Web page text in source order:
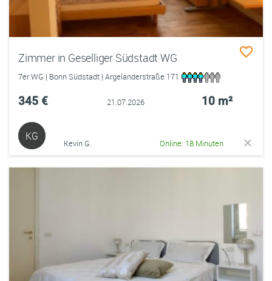
Zimmer in Geselliger Südstadt WG
7er WG | Bonn Südstadt | Argelanderstraße 171
345 € 21.07.2026 10 m²
KG
Kevin G. Online: 18 Minuten